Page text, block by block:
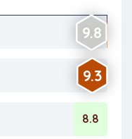
9.8
9.3
8.8